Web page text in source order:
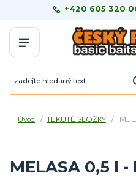
+420 605 320
Úvod TEKUTÉ SLOŽKY
MELASA 0,5 l -